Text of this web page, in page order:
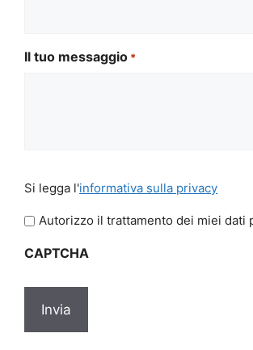
Il tuo messaggio *
legga
l'informativa
privacy
Si legga l'informativa sulla privacy
Autorizzo il trattamento dei miei dati
CAPTCHA